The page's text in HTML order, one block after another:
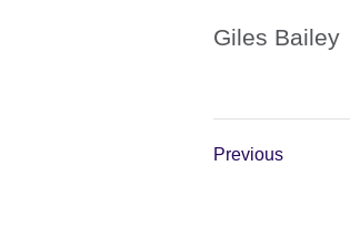
Giles Bailey
Previous